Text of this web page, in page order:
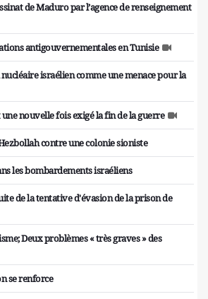
de Maduro par l’agence de renseignement
antigouvernementales en Tunisie
israélien comme une menace pour la
nouvelle fois exigé la fin de la guerre
contre une colonie sioniste
les bombardements israéliens
de la tentative d'évasion de la prison de
Deux problèmes « très graves » des
se renforce